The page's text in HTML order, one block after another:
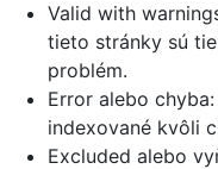
Valid with
tieto stránky sú
problém.
Error alebo
indexované kvôli
Excluded alebo